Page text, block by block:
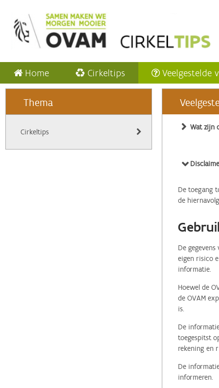
Home Cirkeltips Veelgestelde
Thema
Cirkeltips
Wat zijn
De toegang
de
De
eigen risico
informatie.
Hoewel de
de OVAM
is.
De
toegespitst
rekening en
De
informeren.